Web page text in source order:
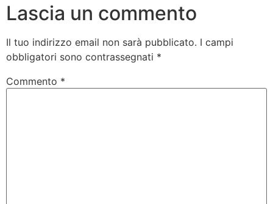
Lascia un commento
Il tuo indirizzo email non sarà pubblicato. I campi
obbligatori sono contrassegnati *
Commento *